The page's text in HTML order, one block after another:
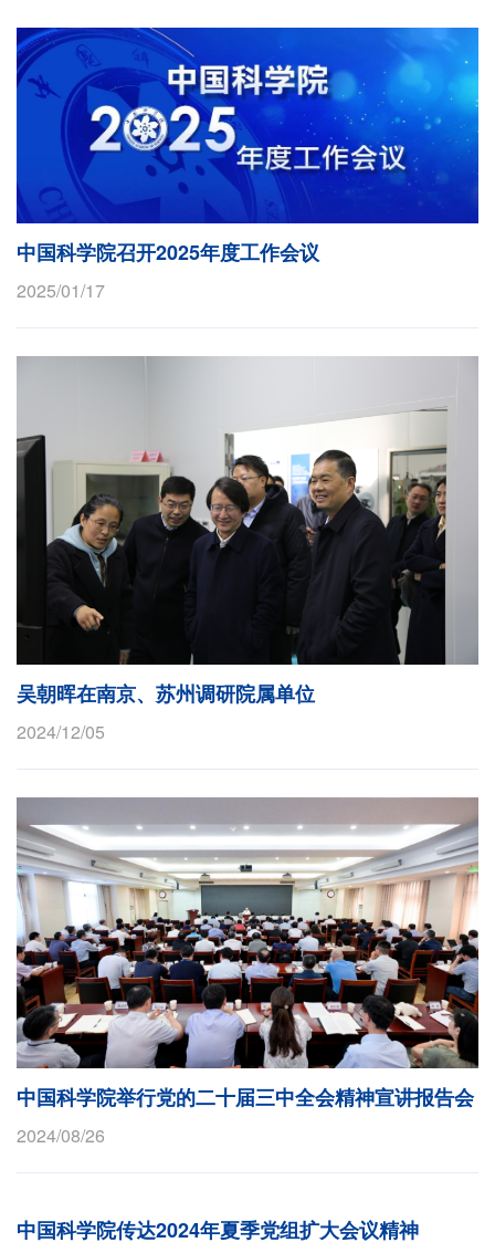
中国科学院召开2025年度工作会议
2025/01/17
吴朝晖在南京、苏州调研院属单位
2024/12/05
中国科学院举行党的二十届三中全会精神宣讲报告会
2024/08/26
中国科学院传达2024年夏季党组扩大会议精神